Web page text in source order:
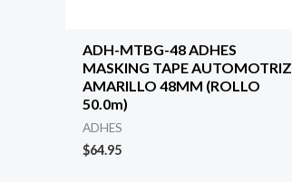
ADH-MTBG-48 ADHES
MASKING TAPE AUTOMOTRIZ
AMARILLO 48MM (ROLLO
50.0m)
ADHES
$64.95